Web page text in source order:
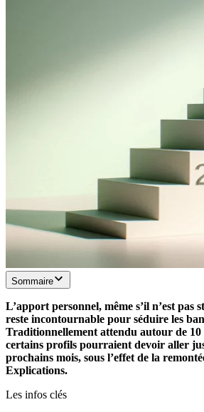
Sommaire
L’apport personnel, même s’il n’est pas
reste incontournable pour séduire les
Traditionnellement attendu autour de
certains profils pourraient devoir aller
prochains mois, sous l’effet de la
Explications.
Les infos clés